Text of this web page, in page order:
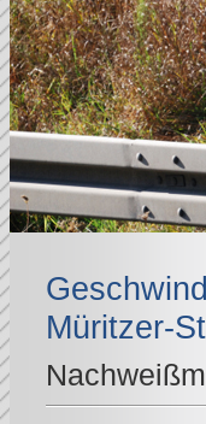
Müritzer-